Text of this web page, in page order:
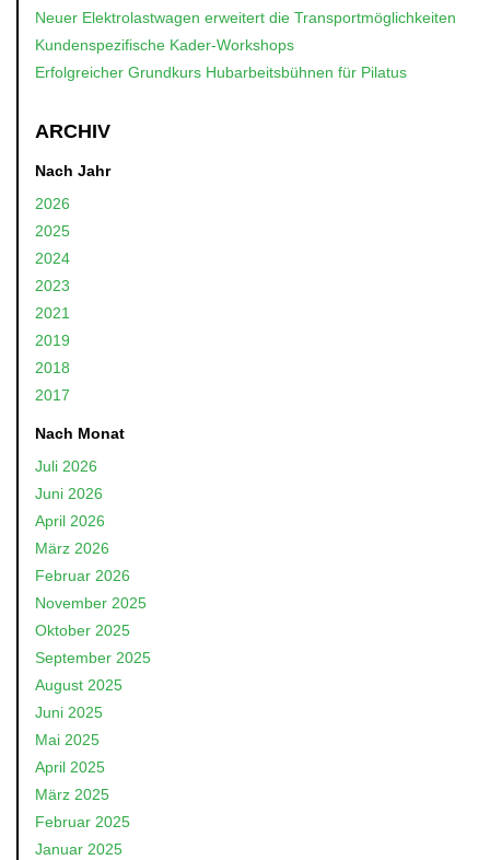
Neuer Elektrolastwagen erweitert die Transportmöglichkeiten
Kundenspezifische Kader-Workshops
Erfolgreicher Grundkurs Hubarbeitsbühnen für Pilatus
ARCHIV
Nach Jahr
2026
2025
2024
2023
2021
2019
2018
2017
Nach Monat
Juli 2026
Juni 2026
April 2026
März 2026
Februar 2026
November 2025
Oktober 2025
September 2025
August 2025
Juni 2025
Mai 2025
April 2025
März 2025
Februar 2025
Januar 2025